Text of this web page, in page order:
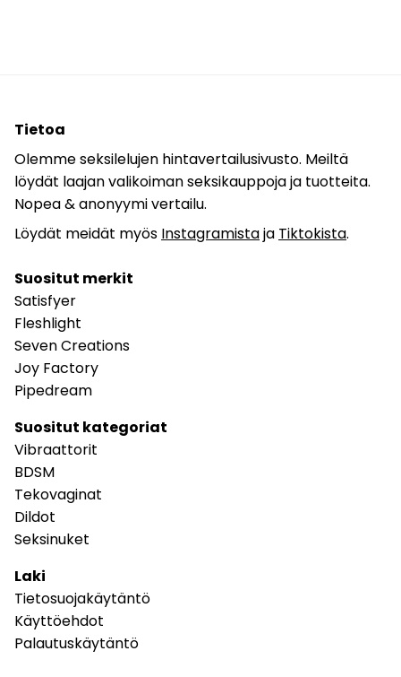
Tietoa
Olemme seksilelujen hintavertailusivusto. Meiltä
löydät laajan valikoiman seksikauppoja ja tuotteita.
Nopea & anonyymi vertailu.
Löydät meidät myös Instagramistaja Tiktokista.
Suositut merkit
Satisfyer
Fleshlight
Seven Creations
Joy Factory
Pipedream
Suositut kategoriat
Vibraattorit
BDSM
Tekovaginat
Dildot
Seksinuket
Laki
Tietosuojakäytäntö
Käyttöehdot
Palautuskäytäntö